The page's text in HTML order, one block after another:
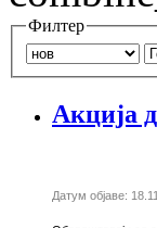
Филтер
Акција
Датум објаве: